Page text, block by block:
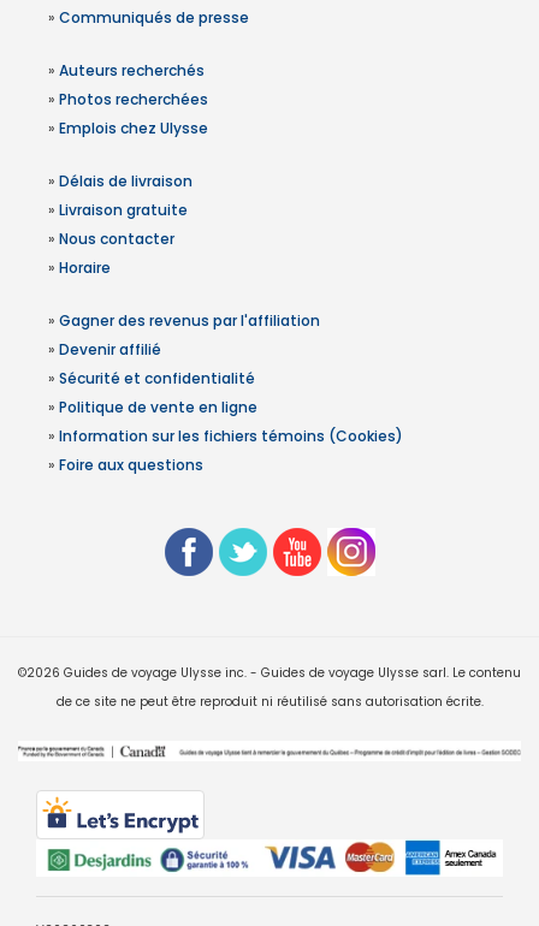
» Communiqués de presse
» Auteurs recherchés
» Photos recherchées
» Emplois chez Ulysse
» Délais de livraison
» Livraison gratuite
» Nous contacter
» Horaire
» Gagner des revenus par l'affiliation
» Devenir affilié
» Sécurité et confidentialité
» Politique de vente en ligne
» Information sur les fichiers témoins (Cookies)
» Foire aux questions
©2026 Guides de voyage Ulysse inc. - Guides de voyage Ulysse sarl. Le contenu
de ce site ne peut être reproduit ni réutilisé sans autorisation écrite.